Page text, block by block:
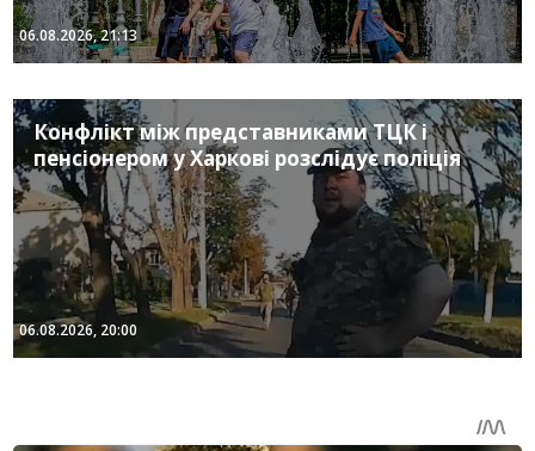
06.08.2026, 21:13
Конфлікт між представниками ТЦК і
пенсіонером у Харкові розслідує поліція
06.08.2026, 20:00